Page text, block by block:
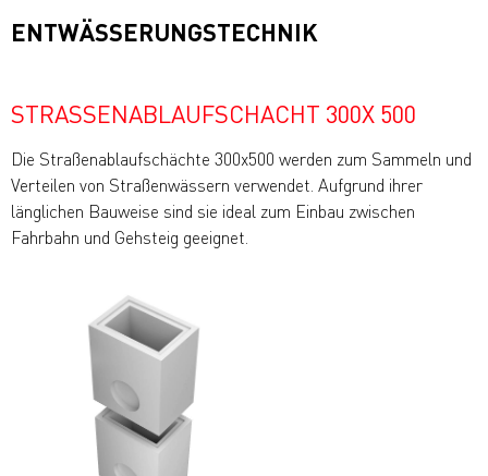
ENTWÄSSERUNGSTECHNIK
STRASSENABLAUFSCHACHT 300X 500
Die Straßenablaufschächte 300x500 werden zum Sammeln und
Verteilen von Straßenwässern verwendet. Aufgrund ihrer
länglichen Bauweise sind sie ideal zum Einbau zwischen
Fahrbahn und Gehsteig geeignet.